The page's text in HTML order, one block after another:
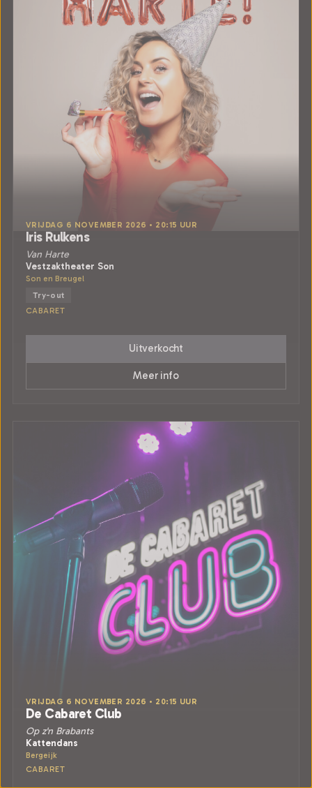
VRIJDAG 6 NOVEMBER 2026 • 20:15 UUR
Iris Rulkens
Van Harte
Vestzaktheater Son
Son en Breugel
Try-out
CABARET
Uitverkocht
Meer info
VRIJDAG 6 NOVEMBER 2026 • 20:15 UUR
De Cabaret Club
Op z'n Brabants
Kattendans
Bergeijk
CABARET